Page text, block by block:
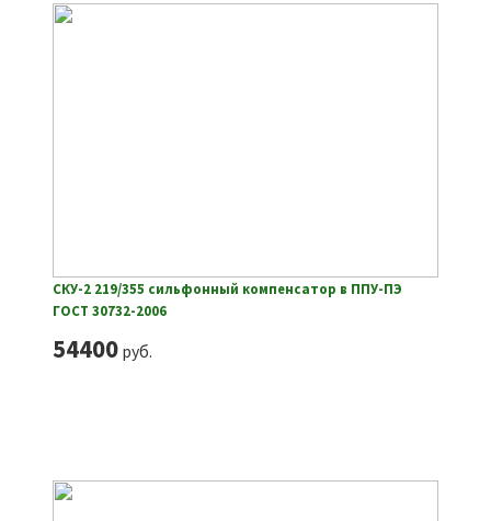
СКУ-2 219/355 сильфонный компенсатор в ППУ-ПЭ
ГОСТ 30732-2006
54400руб.